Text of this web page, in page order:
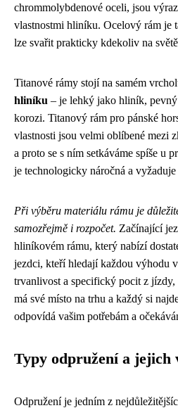
chrommolybdenové oceli, jsou
vlastnostmi hliníku. Ocelový rám je
lze svařit prakticky kdekoliv na
Titanové rámy stojí na samém
hliníku – je lehký jako hliník,
korozi. Titanový rám pro pánské
vlastnosti jsou velmi oblíbené mezi
a proto se s ním setkáváme spíše u
je technologicky náročná a
Při výběru materiálu rámu je
samozřejmě i rozpočet. Začínající
hliníkovém rámu, který nabízí
jezdci, kteří hledají každou výhodu
trvanlivost a specifický pocit z
má své místo na trhu a každý si
odpovídá vašim potřebám a
Typy odpružení a jejich
Odpružení je jedním z